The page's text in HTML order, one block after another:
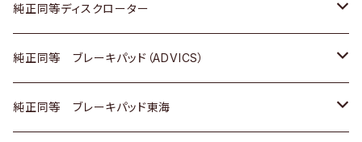
マツダ
三菱
スバル
ダイハツ
マツダ
三菱
ダイハツ
三菱
日野
日産
ダイハツ
マツダ
スズキ
日産
いすゞ
日産
いすゞ
ダイハツ
トヨタ
ホンダ
スズキ
純正同等ディスクローター
トヨタ
ホンダ
純正同等 ブレーキパッド（ADVICS）
トヨタ
純正同等 ブレーキパッド東海